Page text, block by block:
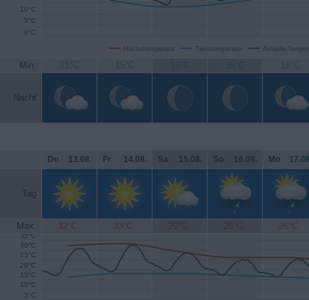
Höchsttemperatur Tiefsttemperatur Aktuelle
0°C
5°C
10°C
Min. 21°C 15°C 13°C 15°C 18°C
Nacht
Do. 13.08. Fr. 14.08. Sa. 15.08. So. 16.08. Mo.
Tag
Max. 32°C 33°C 29°C 26°C 26°C
5°C
10°C
15°C
20°C
25°C
30°C
35°C